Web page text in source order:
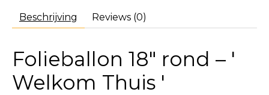
Beschrijving Reviews (0)
Folieballon 18″ rond – '
Welkom Thuis '